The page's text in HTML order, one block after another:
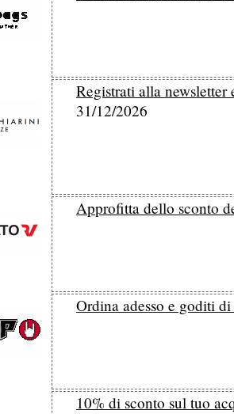
Registrati alla
31/12/2026
Approfitta dello sconto
Ordina adesso e goditi
10% di sconto sul tuo